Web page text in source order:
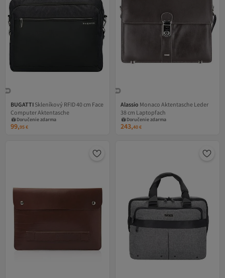
BUGATTI Skleníkový RFID 40 cm Face
Computer Aktentasche
Doručenie zdarma
99,95€
Alassio Monaco Aktentasche Leder
38 cm Laptopfach
Doručenie zdarma
243,40€